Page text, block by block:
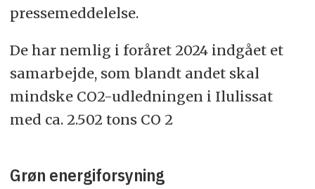
pressemeddelelse.
De har nemlig i foråret 2024 indgået et
samarbejde, som blandt andet skal
mindske CO2-udledningen i Ilulissat
med ca. 2.502 tons CO 2
Grøn energiforsyning